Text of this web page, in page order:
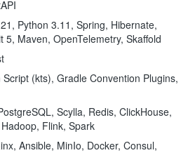
Python 3.11, Spring, Hibernate,
5, Maven, OpenTelemetry, Skaffold
Script (kts), Gradle Convention Plugins,
Scylla, Redis, ClickHouse,
Flink, Spark
Ansible, MinIo, Docker, Consul,